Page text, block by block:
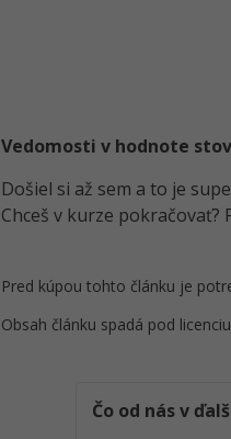
Vedomosti v hodnote
Došiel si až sem a to je
Chceš v kurze pokračovať?
Pred kúpou tohto článku je
Obsah článku spadá pod licenciu
Čo od nás v